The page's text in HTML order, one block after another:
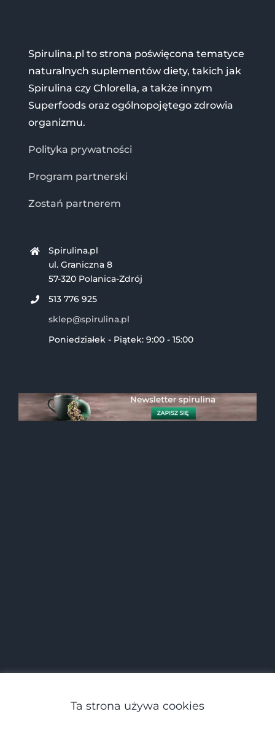
Spirulina.pl to strona poświęcona tematyce
naturalnych suplementów diety, takich jak
Spirulina czy Chlorella, a także innym
Superfoods oraz ogólnopojętego zdrowia
organizmu.
Polityka prywatności
Program partnerski
Zostań partnerem
Spirulina.pl
ul. Graniczna 8
57-320 Polanica-Zdrój
513 776 925
sklep@spirulina.pl
Poniedziałek - Piątek: 9:00 - 15:00
Ta strona używa cookies